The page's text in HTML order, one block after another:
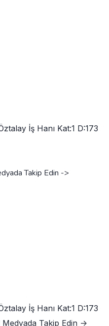
İş Hanı Kat:1 D:173
Takip Edin ->
İş Hanı Kat:1 D:173
Medyada Takip Edin ->